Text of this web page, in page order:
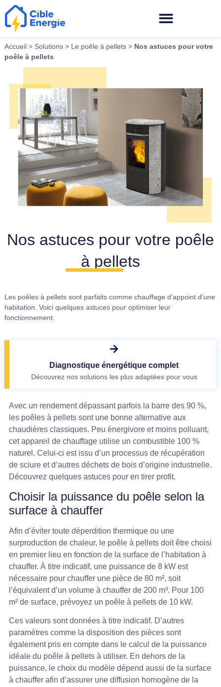
Accueil> Solutions> Le poêle à pellets> Nos astuces pour votre
poêle à pellets
Nos astuces pour votre poêle
à pellets
Les poêles à pellets sont parfaits comme chauffage d’appoint d’une
habitation. Voici quelques astuces pour optimiser leur
fonctionnement.
Diagnostique énergétique complet
Découvrez nos solutions les plus adaptées pour vous
Avec un rendement dépassant parfois la barre des 90 %,
les poêles à pellets sont une bonne alternative aux
chaudières classiques. Peu énergivore et moins polluant,
cet appareil de chauffage utilise un combustible 100 %
naturel. Celui-ci est issu d’un processus de récupération
de sciure et d’autres déchets de bois d’origine industrielle.
Découvrez quelques astuces pour en tirer profit.
Choisir la puissance du poêle selon la
surface à chauffer
Afin d’éviter toute déperdition thermique ou une
surproduction de chaleur, le poêle à pellets doit être choisi
en premier lieu en fonction de la surface de l’habitation à
chauffer. À titre indicatif, une puissance de 8 kW est
nécessaire pour chauffer une pièce de 80 m², soit
l’équivalent d’un volume à chauffer de 200 m³. Pour 100
m² de surface, prévoyez un poêle à pellets de 10 kW.
Ces valeurs sont données à titre indicatif. D’autres
paramètres comme la disposition des pièces sont
également pris en compte dans le calcul de la puissance
idéale du poêle à pellets à utiliser. En dehors de la
puissance, le choix du modèle dépend aussi de la surface
à chauffer afin d’assurer une diffusion homogène de la